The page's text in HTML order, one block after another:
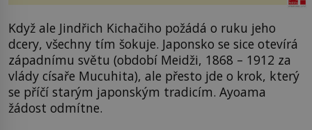
Když ale Jindřich Kichačiho požádá o ruku jeho
dcery, všechny tím šokuje. Japonsko se sice otevírá
západnímu světu (období Meidži, 1868 – 1912 za
vlády císaře Mucuhita), ale přesto jde o krok, který
se příčí starým japonským tradicím. Ayoama
žádost odmítne.